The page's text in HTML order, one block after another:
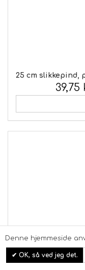
25 cm slikkepind,
39,75
Denne hjemmeside
OK, så ved jeg det.